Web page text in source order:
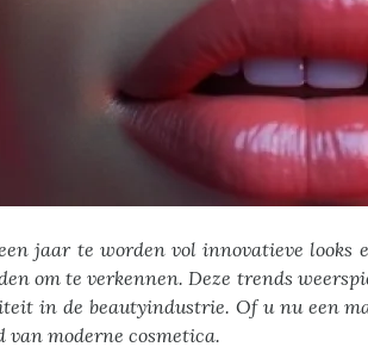
jaar te worden vol innovatieve
om te verkennen. Deze trends
in de beautyindustrie. Of u nu een
moderne cosmetica.